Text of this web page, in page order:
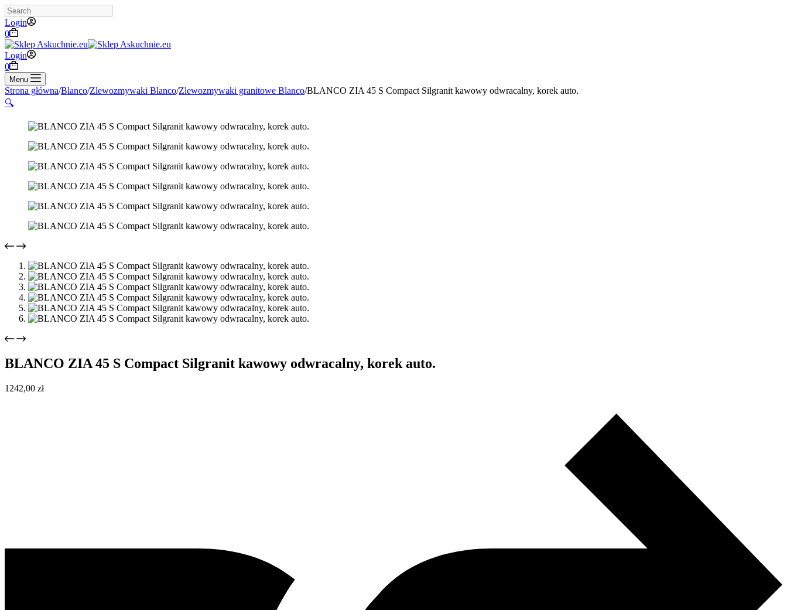
Search
Login
Koszyk
0
Login
Koszyk
0
Menu
Strona główna/Blanco/Zlewozmywaki Blanco/Zlewozmywaki granitowe Blanco/BLANCO ZIA 45 S Compact Silgranit kawowy odwracalny, korek auto.
🔍
BLANCO ZIA 45 S Compact Silgranit kawowy odwracalny, korek auto.
1242,00 zł